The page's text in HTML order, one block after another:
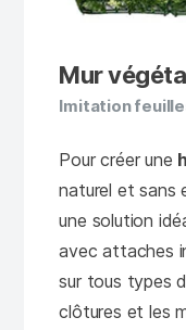
Mur
Imitation
Pour créer une
naturel et sans
une solution
avec attaches
sur tous types
clôtures et les